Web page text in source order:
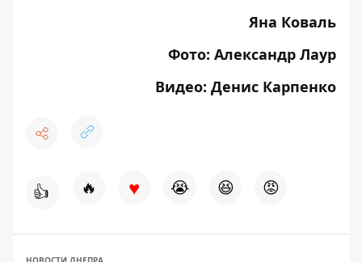
Яна Коваль
Фото: Александр Лаур
Видео: Денис Карпенко
👍 🔥 ♥ 😭 😆 😡